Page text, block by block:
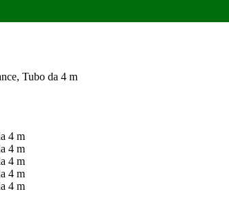
Tubo da 4 m